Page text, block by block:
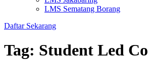
LMS Sematang Borang
Daftar Sekarang
Tag: Student Led